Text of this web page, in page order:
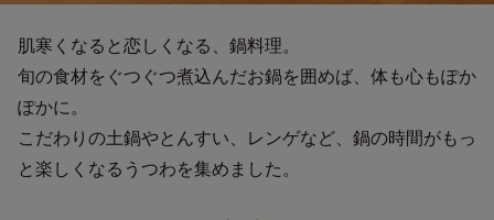
肌寒くなると恋しくなる、鍋料理。
旬の食材をぐつぐつ煮込んだお鍋を囲めば、体も心もぽか
ぽかに。
こだわりの土鍋やとんすい、レンゲなど、鍋の時間がもっ
と楽しくなるうつわを集めました。